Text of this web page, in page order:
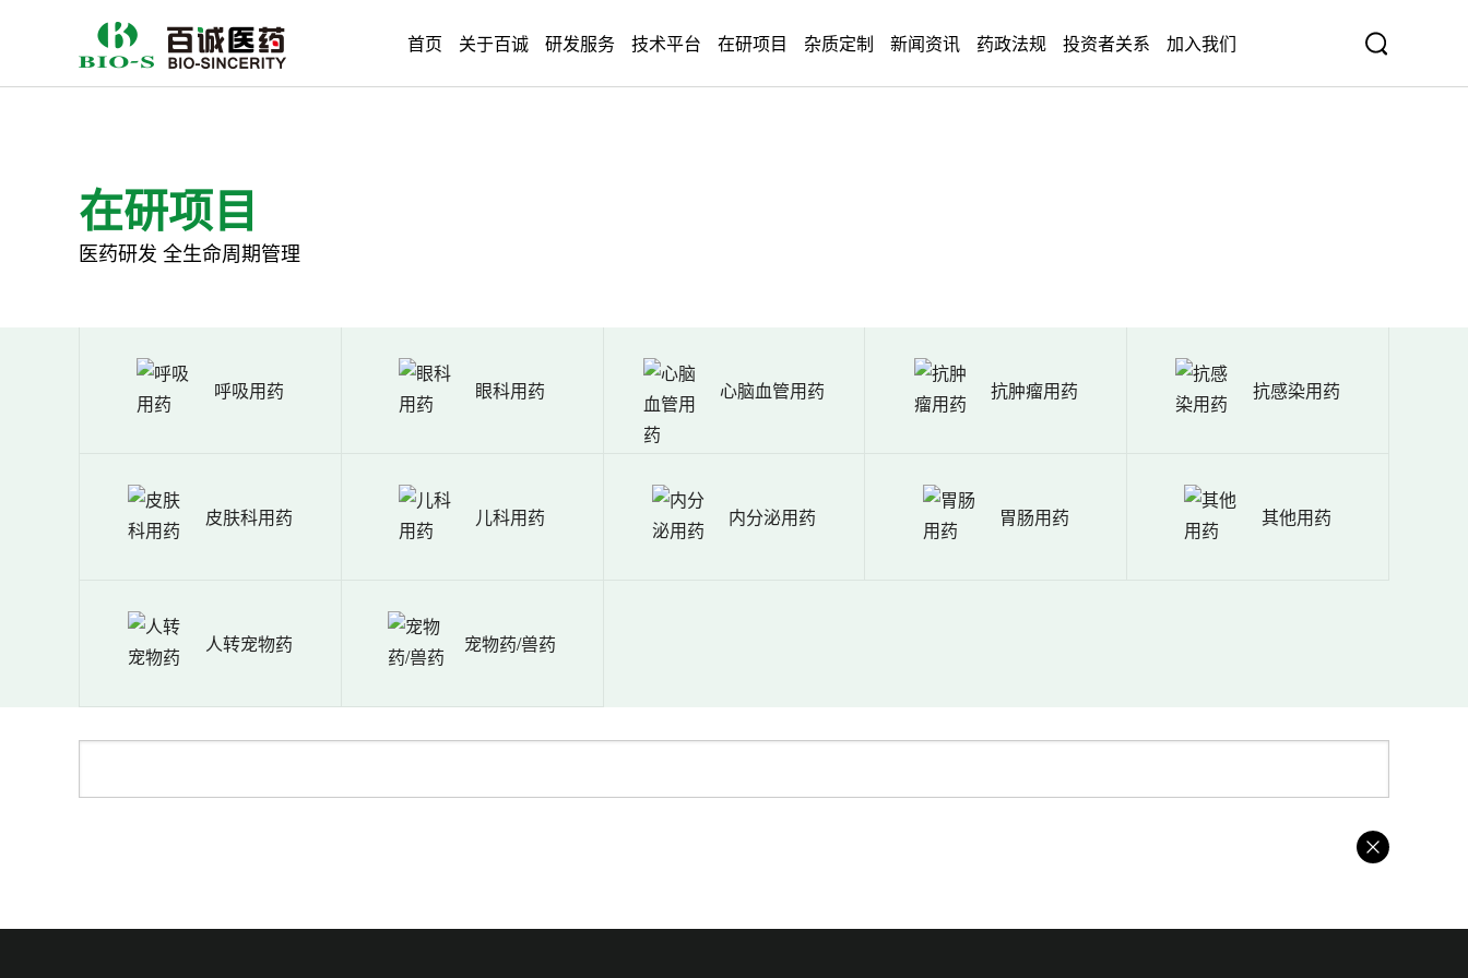
首页 关于百诚 研发服务 技术平台 在研项目 杂质定制 新闻资讯 药政法规 投资者关系 加入我们
在研项目
医药研发 全生命周期管理
呼吸用药 眼科用药 心脑血管用药 抗肿瘤用药 抗感染用药
皮肤科用药 儿科用药 内分泌用药 胃肠用药 其他用药
人转宠物药 宠物药/兽药